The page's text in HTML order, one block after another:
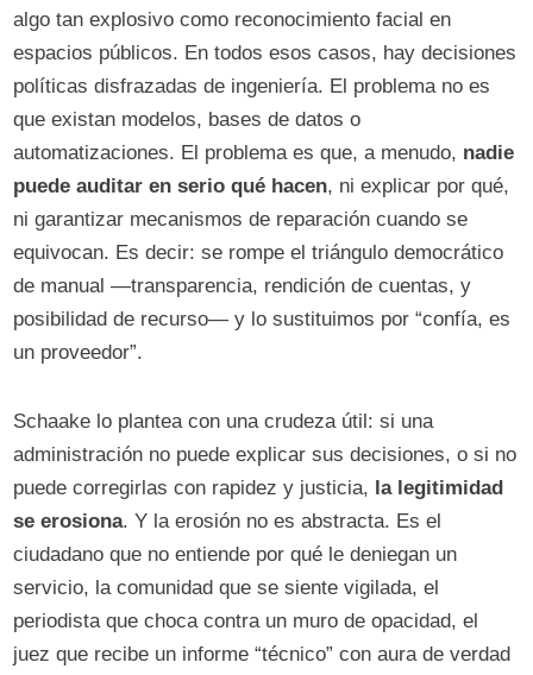
algo tan explosivo como reconocimiento facial en
espacios públicos. En todos esos casos, hay decisiones
políticas disfrazadas de ingeniería. El problema no es
que existan modelos, bases de datos o
automatizaciones. El problema es que, a menudo, nadie
puede auditar en serio qué hacen, ni explicar por qué,
ni garantizar mecanismos de reparación cuando se
equivocan. Es decir: se rompe el triángulo democrático
de manual —transparencia, rendición de cuentas, y
posibilidad de recurso— y lo sustituimos por “confía, es
un proveedor”.
Schaake lo plantea con una crudeza útil: si una
administración no puede explicar sus decisiones, o si no
puede corregirlas con rapidez y justicia, la legitimidad
se erosiona. Y la erosión no es abstracta. Es el
ciudadano que no entiende por qué le deniegan un
servicio, la comunidad que se siente vigilada, el
periodista que choca contra un muro de opacidad, el
juez que recibe un informe “técnico” con aura de verdad